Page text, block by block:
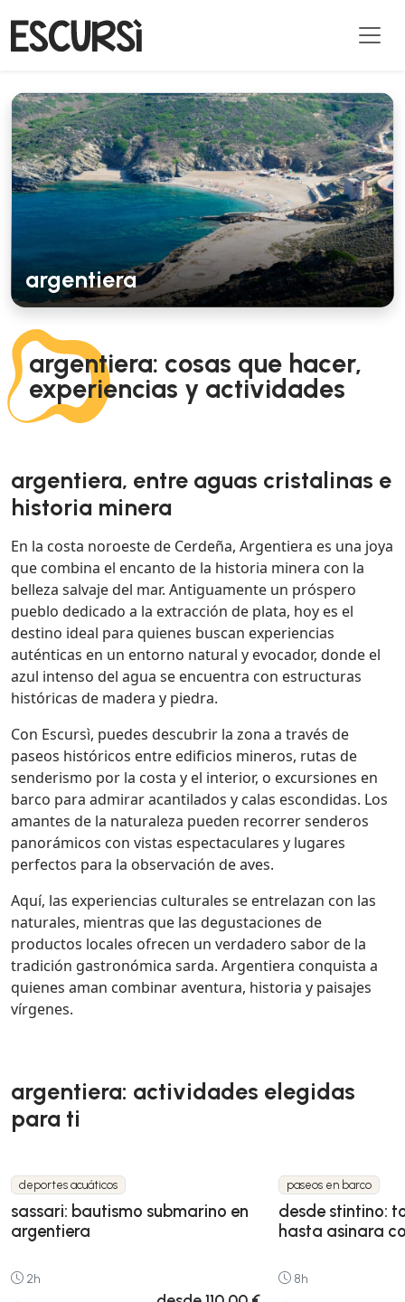
argentiera: cosas que hacer,
experiencias y actividades
argentiera
argentiera, entre aguas cristalinas e
historia minera
En la costa noroeste de Cerdeña, Argentiera es una joya
que combina el encanto de la historia minera con la
belleza salvaje del mar. Antiguamente un próspero
pueblo dedicado a la extracción de plata, hoy es el
destino ideal para quienes buscan experiencias
auténticas en un entorno natural y evocador, donde el
azul intenso del agua se encuentra con estructuras
históricas de madera y piedra.
Con Escursì, puedes descubrir la zona a través de
paseos históricos entre edificios mineros, rutas de
senderismo por la costa y el interior, o excursiones en
barco para admirar acantilados y calas escondidas. Los
amantes de la naturaleza pueden recorrer senderos
panorámicos con vistas espectaculares y lugares
perfectos para la observación de aves.
Aquí, las experiencias culturales se entrelazan con las
naturales, mientras que las degustaciones de
productos locales ofrecen un verdadero sabor de la
tradición gastronómica sarda. Argentiera conquista a
quienes aman combinar aventura, historia y paisajes
vírgenes.
argentiera: actividades elegidas
para ti
deportes acuáticos
sassari: bautismo submarino en
argentiera
2h
paseos en barco
desde stintino:
hasta asinara
8h